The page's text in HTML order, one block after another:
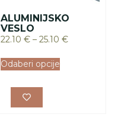
ALUMINIJSKO
VESLO
22.10 € – 25.10 €
Odaberi opcije